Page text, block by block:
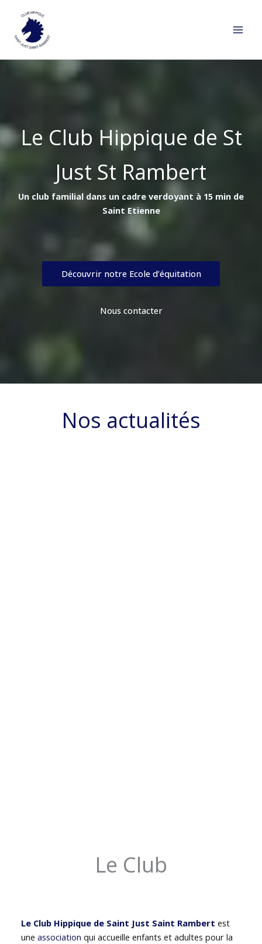
contenu
Le Club Hippique de St
Just St Rambert
Un club familial dans un cadre verdoyant à 15 min de
Saint Etienne
Découvrir notre Ecole d’équitation
Nous contacter
Nos actualités
Le Club
Le Club Hippique de Saint Just Saint Rambert est
uneassociation qui accueille enfants et adultes pour la